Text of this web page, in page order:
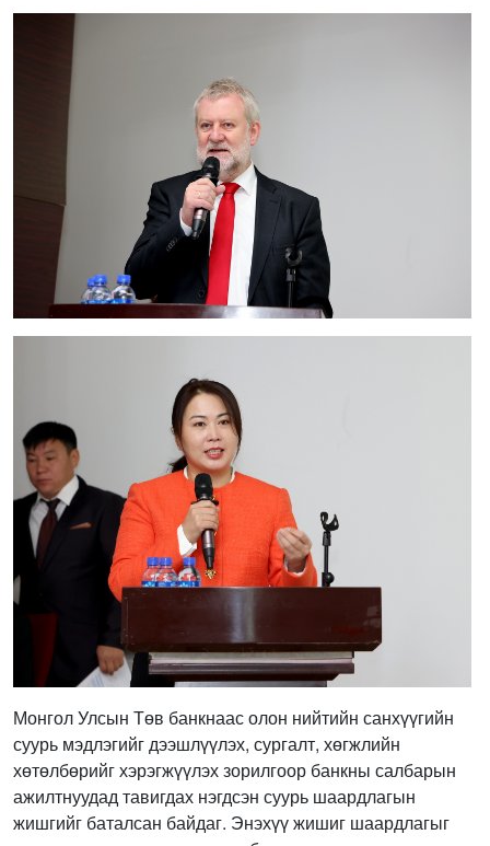
Монгол Улсын Төв банкнаас олон нийтийн санхүүгийн
суурь мэдлэгийг дээшлүүлэх, сургалт, хөгжлийн
хөтөлбөрийг хэрэгжүүлэх зорилгоор банкны салбарын
ажилтнуудад тавигдах нэгдсэн суурь шаардлагын
жишгийг баталсан байдаг. Энэхүү жишиг шаардлагыг